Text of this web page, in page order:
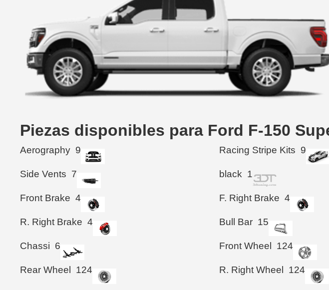
Piezas disponibles para Ford F-150
Aerography 9 Racing Stripe Kits 9
Side Vents 7 black 1
Front Brake 4 F. Right Brake 4
R. Right Brake 4 Bull Bar 15
Chassi 6 Front Wheel 124
Rear Wheel 124 R. Right Wheel 124